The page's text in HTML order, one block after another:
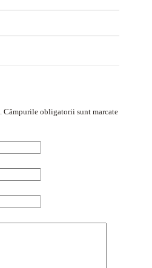
Câmpurile obligatorii sunt marcate